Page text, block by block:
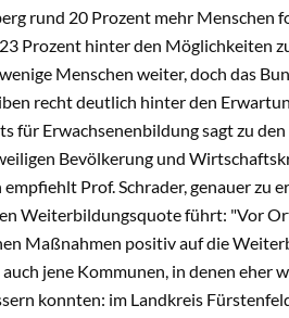
rund 20 Prozent mehr Menschen
Prozent hinter den Möglichkeiten
Menschen weiter, doch das
recht deutlich hinter den
für Erwachsenenbildung sagt zu
Bevölkerung und
Prof. Schrader, genauer zu
Weiterbildungsquote führt: "Vor
Maßnahmen positiv auf die
jene Kommunen, in denen eher
konnten: im Landkreis